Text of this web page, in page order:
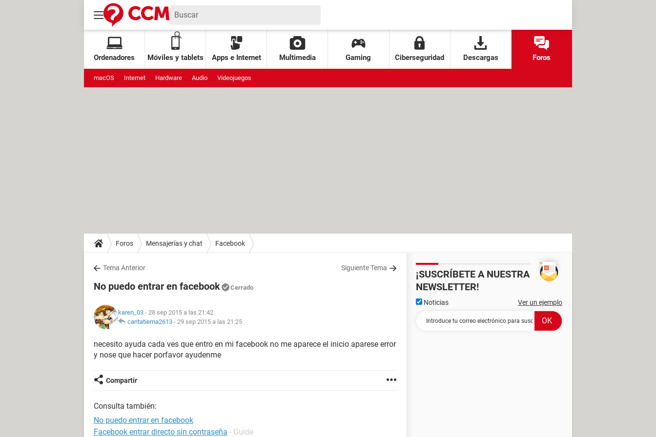
Ordenadores Móviles y tablets Apps e Internet Multimedia Gaming Ciberseguridad Descargas Foros
macOS Internet Hardware Audio Videojuegos
Foros Mensajerías y chat Facebook
Tema Anterior Siguiente Tema
No puedo entrar en facebook Cerrado
karen_03 - 28 sep 2015 a las 21:42
caritatierna2613 - 29 sep 2015 a las 21:25
necesito ayuda cada ves que entro en mi facebook no me aparece el inicio aparese error
y nose que hacer porfavor ayudenme
Compartir
Consulta también:
No puedo entrar en facebook
Facebook entrar directo sin contraseña - Guide
¡SUSCRÍBETE A NUESTRA
NEWSLETTER!
Noticias Ver un ejemplo